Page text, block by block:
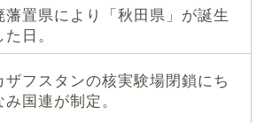
藩置県により「秋田県」が誕生
た日。
ザフスタンの核実験場閉鎖にち
み国連が制定。